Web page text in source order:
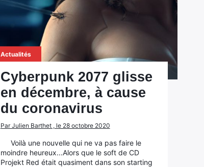
Actualités
Cyberpunk 2077 glisse
en décembre, à cause
du coronavirus
Par Julien Barthet , le 28 octobre 2020
Voilà une nouvelle qui ne va pas faire le
moindre heureux...Alors que le soft de CD
Projekt Red était quasiment dans son starting